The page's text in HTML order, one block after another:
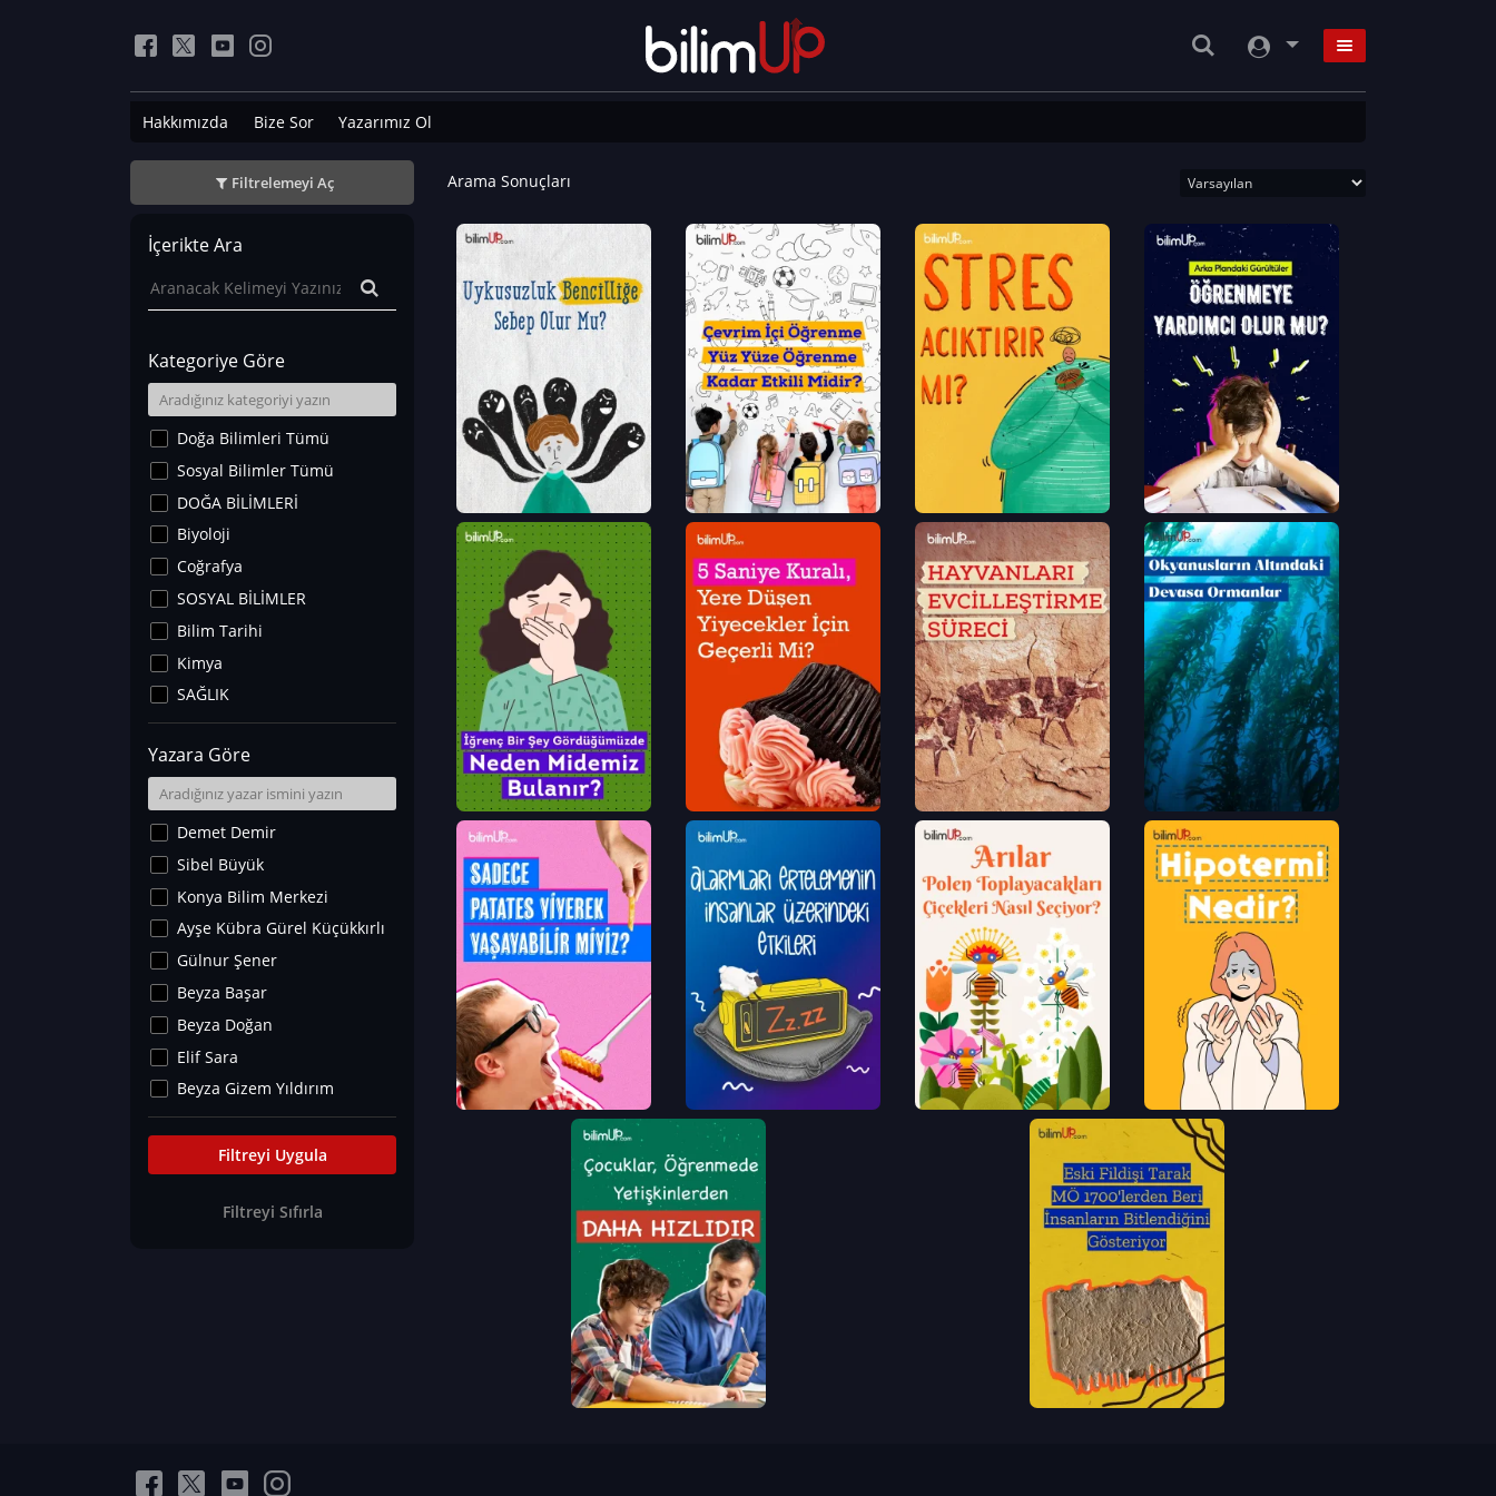
Hakkımızda Bize Sor Yazarımız Ol
Filtrelemeyi Aç
İçerikte Ara
Kategoriye Göre
Doğa Bilimleri Tümü
Sosyal Bilimler Tümü
DOĞA BİLİMLERİ
Biyoloji
Coğrafya
SOSYAL BİLİMLER
Bilim Tarihi
Kimya
SAĞLIK
Sanat Tarihi
Fizik
Yer Bilimleri
Astronomi ve Uzay
Noroloji
Matematik
Teknoloji
İklim Değişikliği
Arkeoloji
Kültür&Sanat
Yaşam Tavsiyeleri
Merakoloji
Eğitim Bilimleri
Yazara Göre
Demet Demir
Sibel Büyük
Konya Bilim Merkezi
Ayşe Kübra Gürel Küçükkırlı
Gülnur Şener
Beyza Başar
Beyza Doğan
Elif Sara
Beyza Gizem Yıldırım
İlknur İyigökler
Büşra Elif Kıvrak
Can TORUN
Hacer Nur Küçükkırlı
Filtreyi Uygula
Filtreyi Sıfırla
Arama Sonuçları